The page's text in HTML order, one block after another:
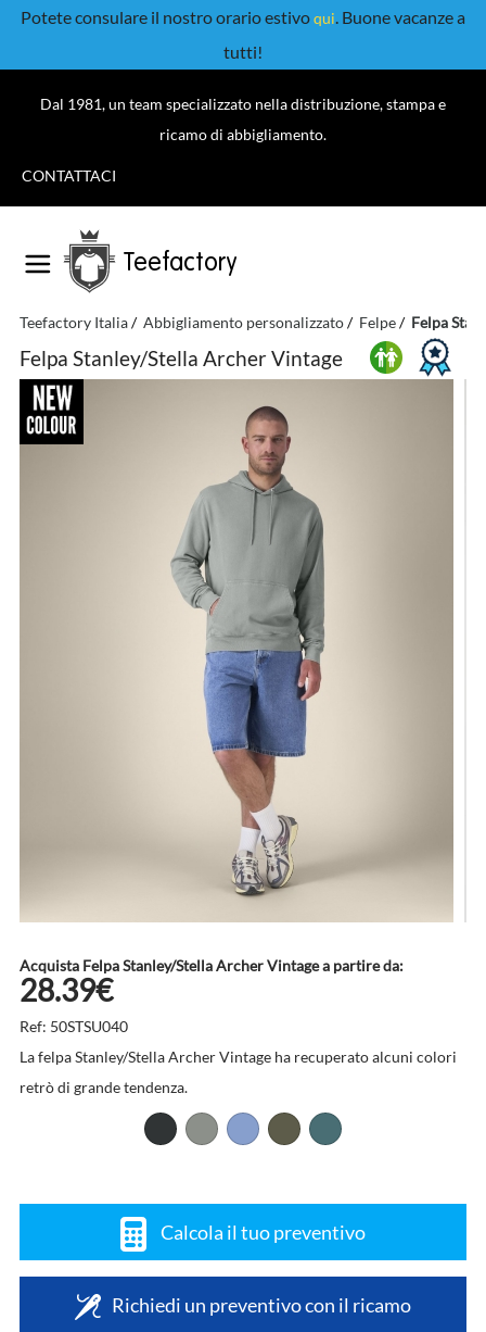
Potete consulare il nostro orario estivoqui. Buone vacanze a
tutti!
Dal 1981, un team specializzato nella distribuzione, stampa e
ricamo di abbigliamento.
CONTATTACI
Teefactory
Teefactory Italia Abbigliamento personalizzato Felpe Felpa
Felpa Stanley/Stella Archer Vintage
Acquista Felpa Stanley/Stella Archer Vintage a partire da:
28.39€
Ref: 50STSU040
La felpa Stanley/Stella Archer Vintage ha recuperato alcuni colori
retrò di grande tendenza.
Calcola il tuo preventivo
Richiedi un preventivo con il ricamo